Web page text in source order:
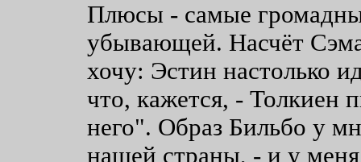
Плюсы - самые
убывающей. Насчёт
хочу: Эстин настолько
что, кажется, - Толкиен
него". Образ Бильбо у
нашей страны, - и у